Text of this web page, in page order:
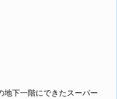
地下一階にできたスーパー